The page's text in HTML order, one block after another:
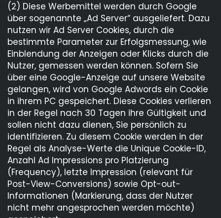
(2) Diese Werbemittel werden durch Google
über sogenannte „Ad Server“ ausgeliefert. Dazu
nutzen wir Ad Server Cookies, durch die
bestimmte Parameter zur Erfolgsmessung, wie
Einblendung der Anzeigen oder Klicks durch die
Nutzer, gemessen werden können. Sofern Sie
über eine Google-Anzeige auf unsere Website
gelangen, wird von Google Adwords ein Cookie
in ihrem PC gespeichert. Diese Cookies verlieren
in der Regel nach 30 Tagen ihre Gültigkeit und
sollen nicht dazu dienen, Sie persönlich zu
identifizieren. Zu diesem Cookie werden in der
Regel als Analyse-Werte die Unique Cookie-ID,
Anzahl Ad Impressions pro Platzierung
(Frequency), letzte Impression (relevant für
Post-View-Conversions) sowie Opt-out-
Informationen (Markierung, dass der Nutzer
nicht mehr angesprochen werden möchte)